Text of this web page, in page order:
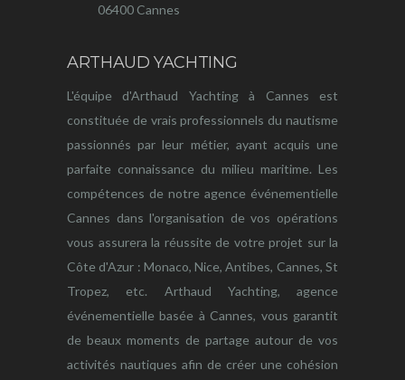
06400 Cannes
ARTHAUD YACHTING
L'équipe d'Arthaud Yachting à Cannes est
constituée de vrais professionnels du nautisme
passionnés par leur métier, ayant acquis une
parfaite connaissance du milieu maritime. Les
compétences de notre agence événementielle
Cannes dans l'organisation de vos opérations
vous assurera la réussite de votre projet sur la
Côte d'Azur : Monaco, Nice, Antibes, Cannes, St
Tropez, etc. Arthaud Yachting, agence
événementielle basée à Cannes, vous garantit
de beaux moments de partage autour de vos
activités nautiques afin de créer une cohésion